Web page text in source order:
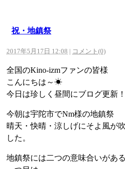
祝・地鎮祭
2017年5月17日 12:08 | コメント(0)
全国のKino-izmファンの皆様
こんにちは～☀
今日は珍しく昼間にブログ更新！
今朝は宇陀市でNm様の地鎮祭
晴天・快晴・涼しげにそよ風が
した。
地鎮祭には二つの意味合いがあ